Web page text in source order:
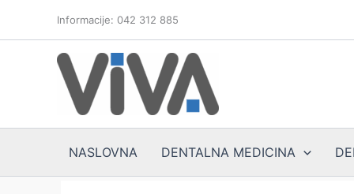
Informacije: 042 312 885
NASLOVNA DENTALNA MEDICINA